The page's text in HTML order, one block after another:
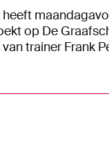
op De
trainer Frank
de Toekomst
zijn